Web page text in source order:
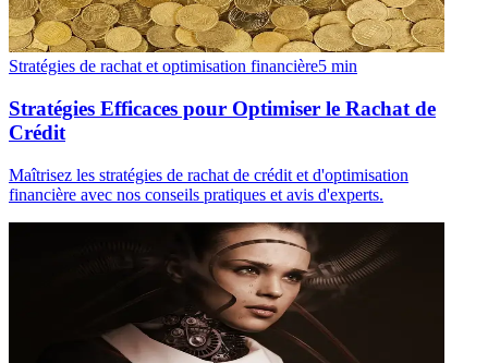
Stratégies de rachat et optimisation financière5 min
Stratégies Efficaces pour Optimiser le Rachat de
Crédit
Maîtrisez les stratégies de rachat de crédit et d'optimisation
financière avec nos conseils pratiques et avis d'experts.